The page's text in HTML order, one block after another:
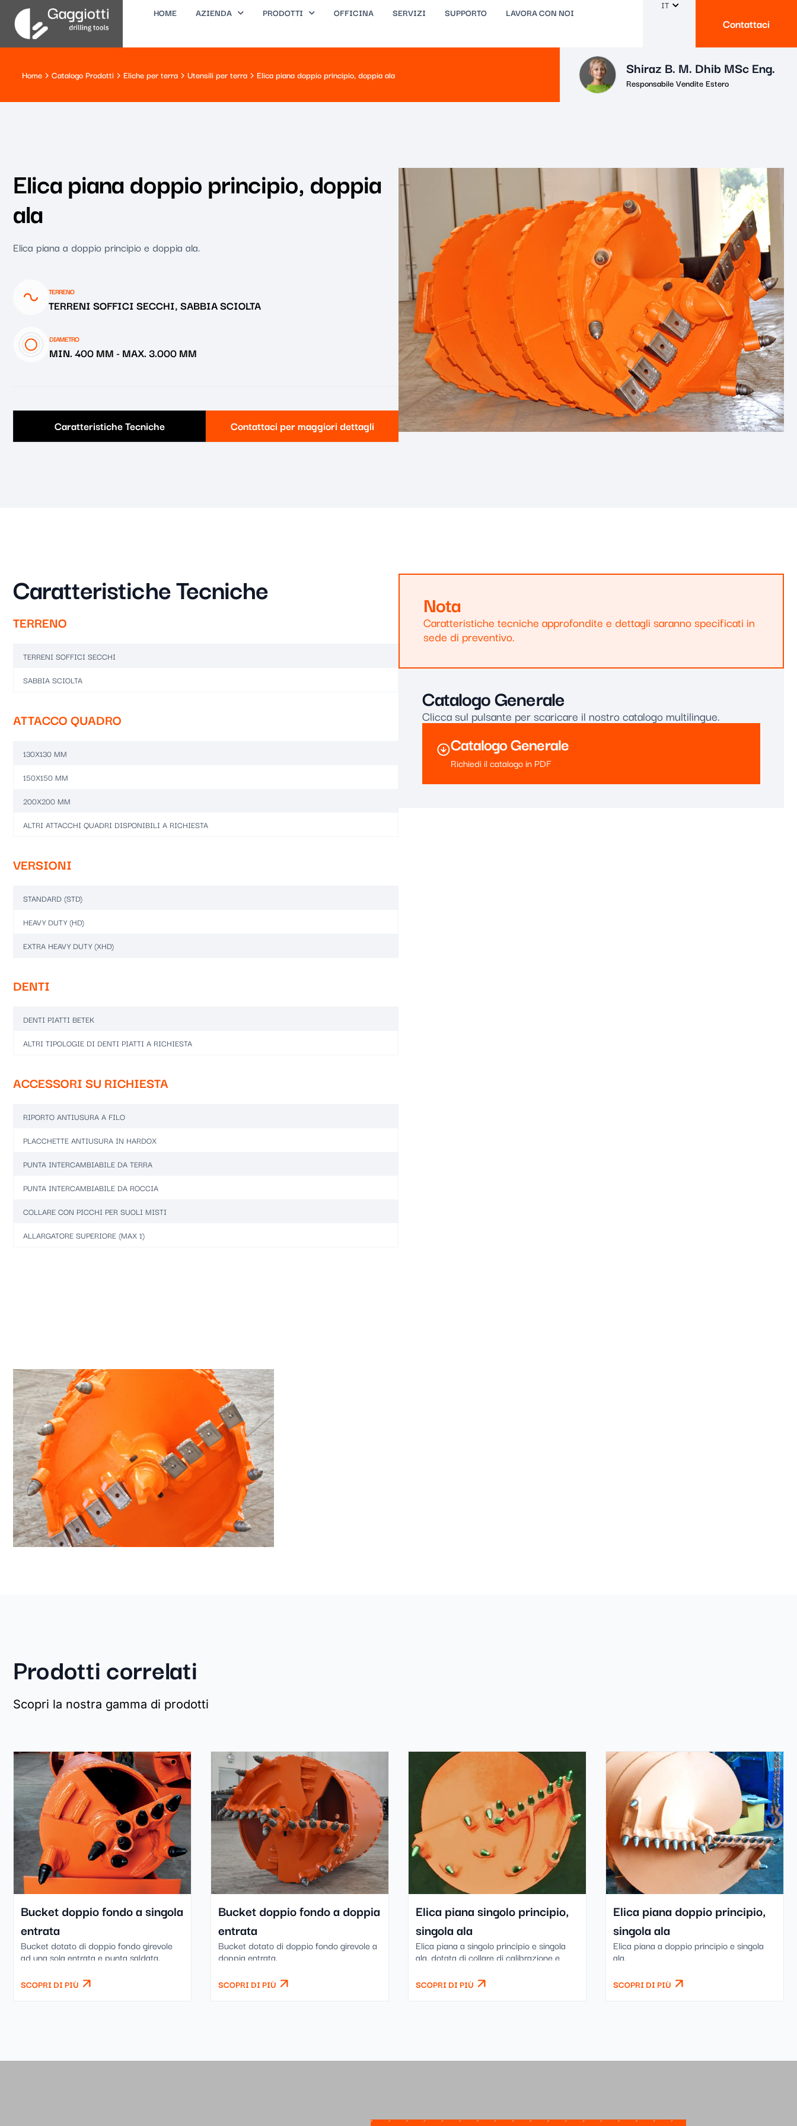
HOME AZIENDA PRODOTTI OFFICINA SERVIZI SUPPORTO LAVORA CON NOI
IT
Contattaci
Home Catalogo Prodotti Eliche per terra Utensili per terra Elica piana doppio principio, doppia ala Shiraz B. M. Dhib MSc Eng.
Responsabile Vendite Estero
Elica piana doppio principio, doppia
ala
Elica piana a doppio principio e doppia ala.
TERRENO
TERRENI SOFFICI SECCHI, SABBIA SCIOLTA
DIAMETRO
MIN. 400 MM-MAX. 3.000 MM
Caratteristiche Tecniche Contattaci per maggiori dettagli
Caratteristiche Tecniche
TERRENO
TERRENI SOFFICI SECCHI
SABBIA SCIOLTA
ATTACCO QUADRO
130X130 MM
150X150 MM
200X200 MM
ALTRI ATTACCHI QUADRI DISPONIBILI A RICHIESTA
VERSIONI
STANDARD (STD)
HEAVY DUTY (HD)
EXTRA HEAVY DUTY (XHD)
DENTI
DENTI PIATTI BETEK
ALTRI TIPOLOGIE DI DENTI PIATTI A RICHIESTA
ACCESSORI SU RICHIESTA
RIPORTO ANTIUSURA A FILO
PLACCHETTE ANTIUSURA IN HARDOX
PUNTA INTERCAMBIABILE DA TERRA
PUNTA INTERCAMBIABILE DA ROCCIA
COLLARE CON PICCHI PER SUOLI MISTI
ALLARGATORE SUPERIORE (MAX 1)
Nota
Caratteristiche tecniche approfondite e dettagli saranno specificati in
sede di preventivo.
Catalogo Generale
Clicca sul pulsante per scaricare il nostro catalogo multilingue.
Catalogo Generale
Richiedi il catalogo in PDF
Prodotti correlati
Scopri la nostra gamma di prodotti
Bucket doppio fondo a singola
entrata
Bucket dotato di doppio fondo girevole
ad una sola entrata e punta saldata.
SCOPRI DI PIÙ
Bucket doppio fondo a doppia
entrata
Bucket dotato di doppio fondo girevole a
doppia entrata.
SCOPRI DI PIÙ
Elica piana singolo principio,
singola ala
Elica piana a singolo principio e singola
ala, dotata di collare di calibrazione e
SCOPRI DI PIÙ
Elica piana doppio principio,
singola ala
Elica piana a doppio principio e singola
ala.
SCOPRI DI PIÙ